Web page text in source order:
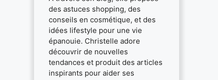
des astuces shopping, des
conseils en cosmétique, et des
idées lifestyle pour une vie
épanouie. Christelle adore
découvrir de nouvelles
tendances et produit des articles
inspirants pour aider ses